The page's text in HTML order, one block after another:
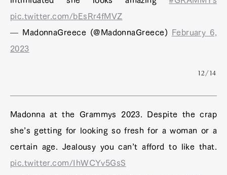
GourmetCars
Contact
Pen Meet
Pen international
pic.twitter.com/bEsRr4fMVZ
— MadonnaGreece (@MadonnaGreece)
February 6,
2023
12/14
Madonna at the Grammys 2023. Despite the crap
she’s getting for looking so fresh for a woman or a
certain age. Jealousy you can’t afford to like that.
pic.twitter.com/IhWCYv5GsS